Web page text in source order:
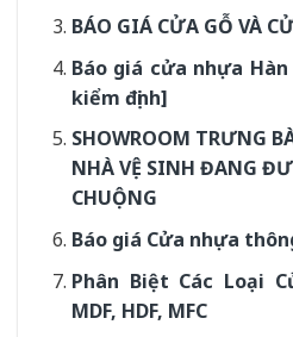
BÁO GIÁ CỬA GỖ VÀ
Báo giá cửa nhựa Hàn
kiểm định]
SHOWROOM TRƯNG
NHÀ VỆ SINH ĐANG
CHUỘNG
Báo giá Cửa nhựa
Phân Biệt Các Loại
MDF, HDF, MFC